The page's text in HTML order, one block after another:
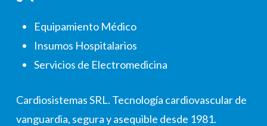
Equipamiento Médico
Insumos Hospitalarios
Servicios de Electromedicina
Cardiosistemas SRL. Tecnología cardiovascular de
vanguardia, segura y asequible desde 1981.